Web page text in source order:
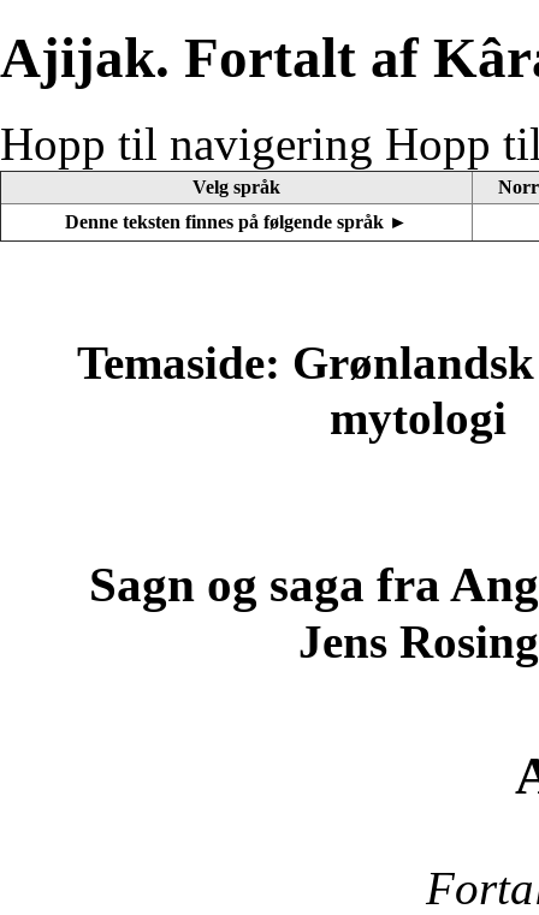
Ajijak. Fortalt af
Hopp til navigering Hopp
Velg språk
Denne teksten finnes på følgende språk ►
Temaside:
mytologi
Sagn og saga fra
Jens Rosing